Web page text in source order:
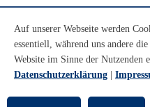
Youtube
Instagram
LinkedIn
Auf unserer Webseite werden
essentiell, während uns andere
Website im Sinne der Nutzenden
Datenschutzerklärung